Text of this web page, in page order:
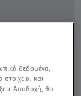
- Έστησε
δεδομένα,
και
Αποδοχή, θα